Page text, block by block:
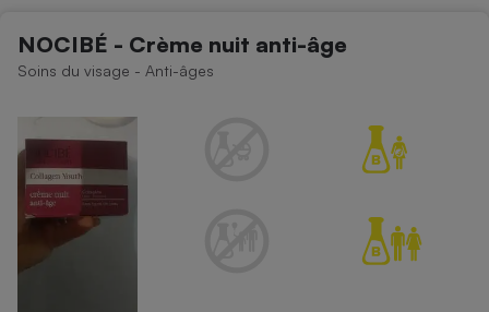
NOCIBÉ - Crème nuit anti-âge
Soins du visage - Anti-âges